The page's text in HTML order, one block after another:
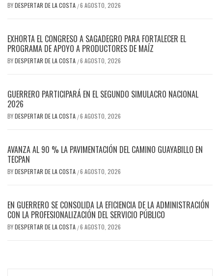
BYDESPERTAR DE LA COSTA /6 AGOSTO, 2026
EXHORTA EL CONGRESO A SAGADEGRO PARA FORTALECER EL
PROGRAMA DE APOYO A PRODUCTORES DE MAÍZ
BYDESPERTAR DE LA COSTA /6 AGOSTO, 2026
GUERRERO PARTICIPARÁ EN EL SEGUNDO SIMULACRO NACIONAL
2026
BYDESPERTAR DE LA COSTA /6 AGOSTO, 2026
AVANZA AL 90 % LA PAVIMENTACIÓN DEL CAMINO GUAYABILLO EN
TECPAN
BYDESPERTAR DE LA COSTA /6 AGOSTO, 2026
EN GUERRERO SE CONSOLIDA LA EFICIENCIA DE LA ADMINISTRACIÓN
CON LA PROFESIONALIZACIÓN DEL SERVICIO PÚBLICO
BYDESPERTAR DE LA COSTA /6 AGOSTO, 2026